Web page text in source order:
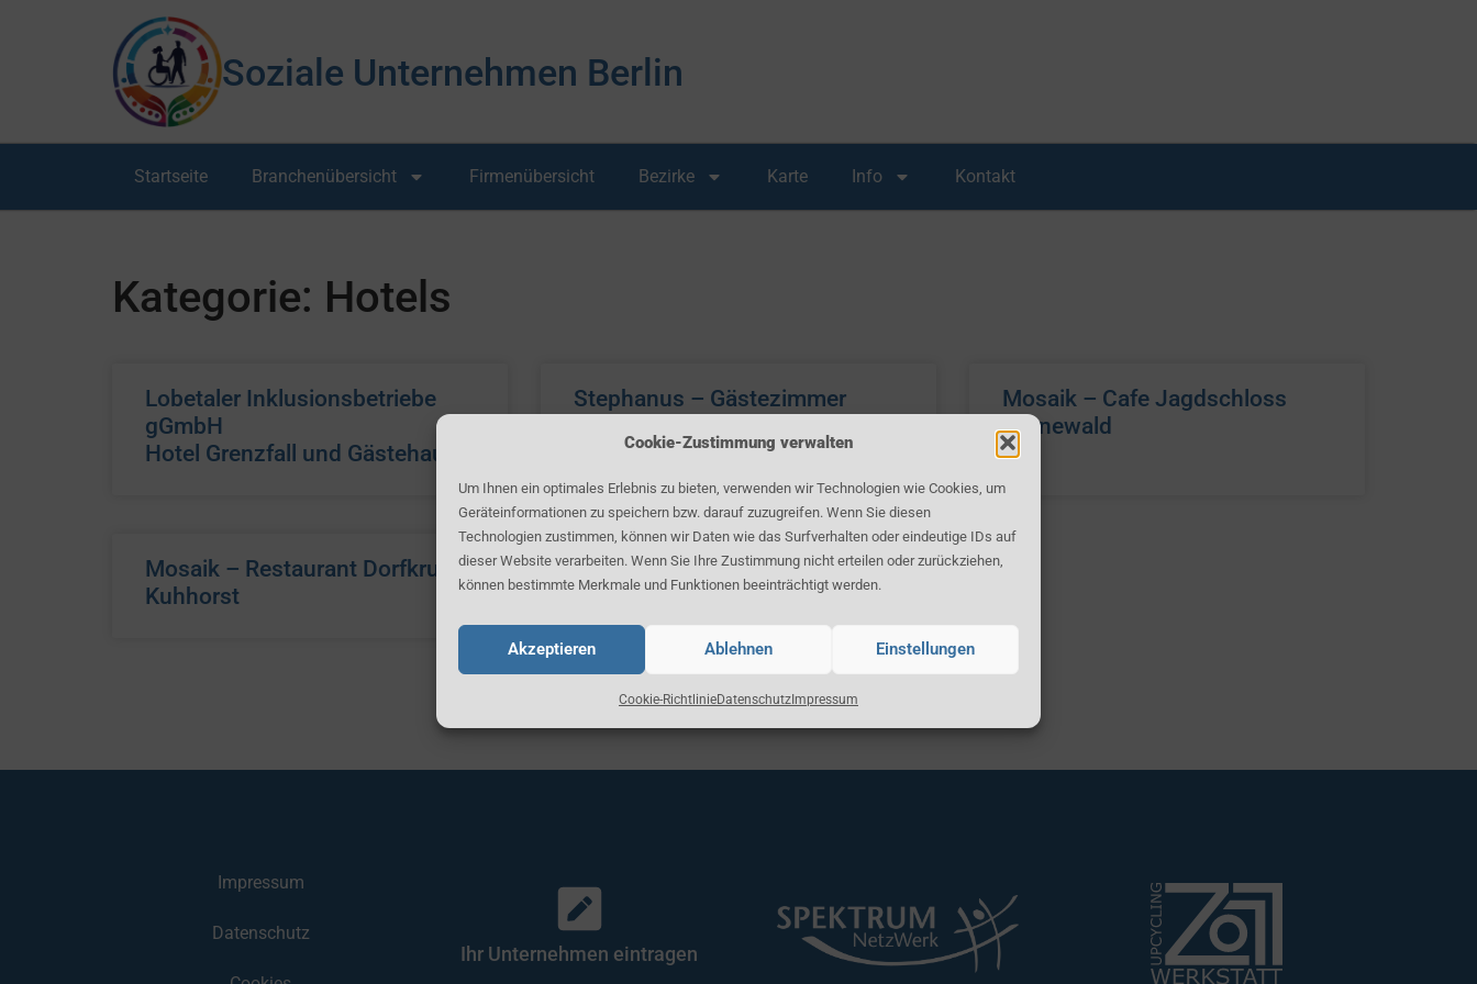
Cookie-Zustimmung verwalten
Um Ihnen ein optimales Erlebnis zu bieten, verwenden wir Technologien wie Cookies, um
Geräteinformationen zu speichern bzw. darauf zuzugreifen. Wenn Sie diesen
Technologien zustimmen, können wir Daten wie das Surfverhalten oder eindeutige IDs auf
dieser Website verarbeiten. Wenn Sie Ihre Zustimmung nicht erteilen oder zurückziehen,
können bestimmte Merkmale und Funktionen beeinträchtigt werden.
Akzeptieren Ablehnen Einstellungen
Cookie-RichtlinieDatenschutzImpressum
Soziale Unternehmen Berlin
Startseite Branchenübersicht Firmenübersicht Bezirke Karte Info Kontakt
Kategorie: Hotels
Lobetaler Inklusionsbetriebe
gGmbH
Hotel Grenzfall und Gästehaus
Stephanus – Gästezimmer
Mosaik – Cafe Jagdschloss
Grunewald
Mosaik – Restaurant Dorfkrug
Kuhhorst
Impressum
Datenschutz
Ihr Unternehmen eintragen